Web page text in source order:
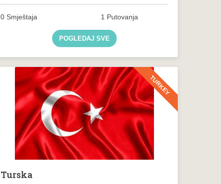
0 Smještaja 1 Putovanja
POGLEDAJ SVE
TURKEY
Turska